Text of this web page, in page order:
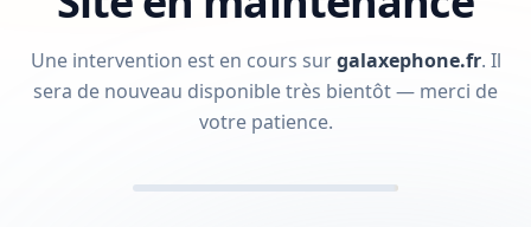
Une intervention est en cours surgalaxephone.fr. Il
sera de nouveau disponible très bientôt — merci de
votre patience.